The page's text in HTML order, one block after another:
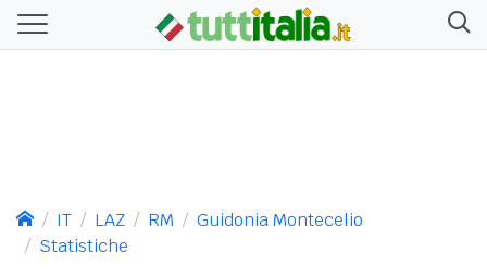
IT LAZ RM
Guidonia Montecelio
Statistiche